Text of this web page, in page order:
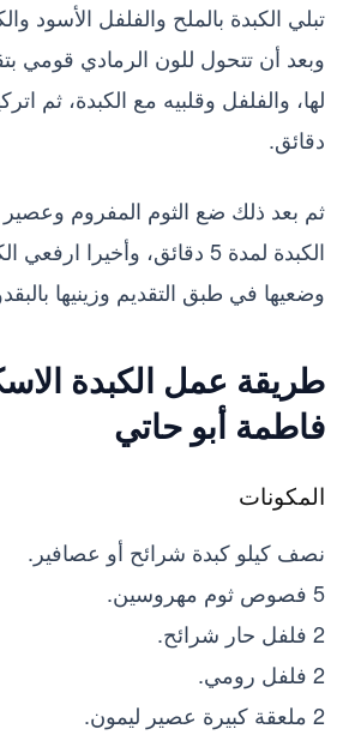
تبلي الكبدة بالملح والفلفل الأسود
وبعد أن تتحول للون الرمادي قومي
دقائق.
ثم بعد ذلك ضع الثوم المفروم وعصير
الكبدة لمدة 5 دقائق، وأخيرا
وضعيها في طبق التقديم وزينيها
طريقة عمل الكبدة
فاطمة أبو حاتي
المكونات
نصف كيلو كبدة شرائح أو عصافير.
5 فصوص ثوم مهروسين.
2 فلفل حار شرائح.
2 فلفل رومي.
2 ملعقة كبيرة عصير ليمون.